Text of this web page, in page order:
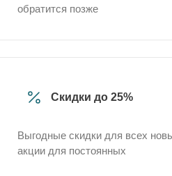
обратится позже
Скидки до 25%
Выгодные скидки для всех
акции для постоянных